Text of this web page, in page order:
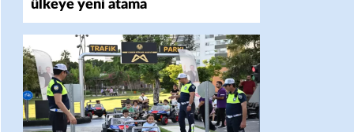
ülkeye yeni atama